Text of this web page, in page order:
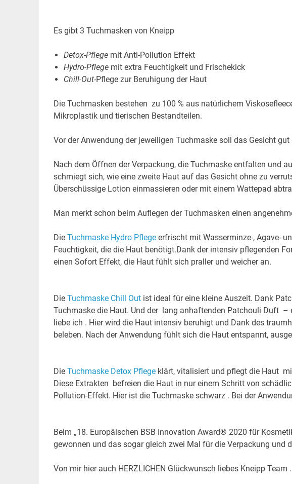
Es gibt 3 Tuchmasken von Kneipp
Detox-Pflegemit Anti-Pollution Effekt
Hydro-Pflegemit extra Feuchtigkeit und Frischekick
Chill-Out-Pflege zur Beruhigung der Haut
Die Tuchmasken bestehen zu 100 % aus natürlichem
Mikroplastik und tierischen Bestandteilen.
Vor der Anwendung der jeweiligen Tuchmaske soll das Gesicht gut
Nach dem Öffnen der Verpackung, die Tuchmaske entfalten und
schmiegt sich, wie eine zweite Haut auf das Gesicht ohne zu
Überschüssige Lotion einmassieren oder mit einem Wattepad
Man merkt schon beim Auflegen der Tuchmasken einen
Die Tuchmaske Hydro Pflegeerfrischt mit Wasserminze-, Agave-
Feuchtigkeit, die die Haut benötigt.Dank der intensiv pflegenden
einen Sofort Effekt, die Haut fühlt sich praller und weicher an.
Die Tuchmaske Chill Outist ideal für eine kleine Auszeit. Dank
Tuchmaske die Haut. Und der lang anhaftenden Patchouli Duft –
liebe ich . Hier wird die Haut intensiv beruhigt und Dank des
beleben. Nach der Anwendung fühlt sich die Haut entspannt,
Die Tuchmaske Detox Pflegeklärt, vitalisiert und pflegt die Haut
Diese Extrakten befreien die Haut in nur einem Schritt von
Pollution-Effekt. Hier ist die Tuchmaske schwarz . Bei der
Beim „18. Europäischen BSB Innovation Award® 2020 für
gewonnen und das sogar gleich zwei Mal für die Verpackung und
Von mir hier auch HERZLICHEN Glückwunsch liebes Kneipp Team .